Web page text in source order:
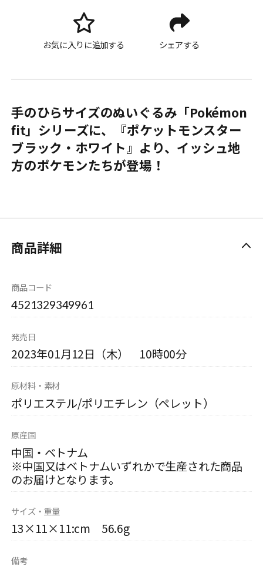
お気に入りに追加する シェアする
手のひらサイズのぬいぐるみ「Pokémon
fit」シリーズに、『ポケットモンスター
ブラック・ホワイト』より、イッシュ地
方のポケモンたちが登場！
商品詳細
商品コード
4521329349961
発売日
2023年01月12日（木） 10時00分
原材料・素材
ポリエステル/ポリエチレン（ペレット）
原産国
中国・ベトナム
※中国又はベトナムいずれかで生産された商品
のお届けとなります。
サイズ・重量
13×11×11:cm 56.6g
備考